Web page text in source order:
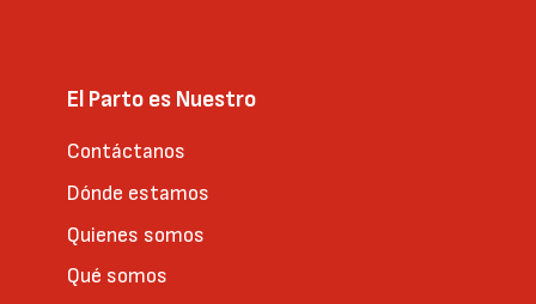
El Parto es Nuestro
Contáctanos
Dónde estamos
Quienes somos
Qué somos